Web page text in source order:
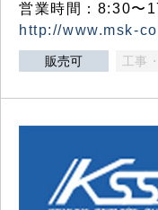
営業時間：8:30〜
http://www.msk-
販売可 工事